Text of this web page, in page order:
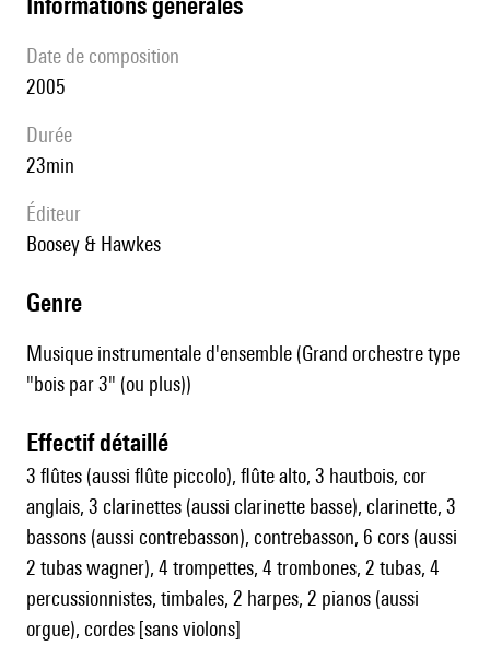
date de composition
2005
durée
23min
éditeur
Boosey & Hawkes
genre
Musique instrumentale d'ensemble (Grand orchestre type
"bois par 3" (ou plus))
effectif détaillé
3 flûtes (aussi flûte piccolo), flûte alto, 3 hautbois, cor
anglais, 3 clarinettes (aussi clarinette basse), clarinette, 3
bassons (aussi contrebasson), contrebasson, 6 cors (aussi
2 tubas wagner), 4 trompettes, 4 trombones, 2 tubas, 4
percussionnistes, timbales, 2 harpes, 2 pianos (aussi
orgue), cordes [sans violons]